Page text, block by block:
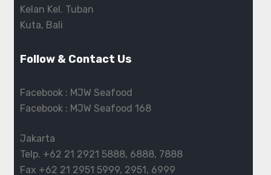
Kelan Kel. Tuban
Kuta, Bali
Follow & Contact Us
Facebook : MJW Seafood
Facebook : MJW Seafood 168
Jakarta
Telp. +62 21 2921 5888, 6888, 7888
Fax +62 21 2951 5999, 2951, 6999